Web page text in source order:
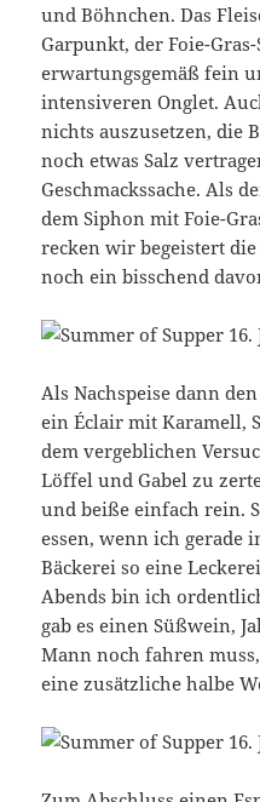
und Böhnchen. Das
Garpunkt, der Foie-
erwartungsgemäß fein
intensiveren Onglet.
nichts auszusetzen, die
noch etwas Salz
Geschmackssache. Als
dem Siphon mit Foie-
recken wir begeistert
noch ein bisschend
Als Nachspeise dann
ein Éclair mit Karamell,
dem vergeblichen
Löffel und Gabel zu
und beiße einfach rein.
essen, wenn ich gerade
Bäckerei so eine
Abends bin ich
gab es einen Süßwein,
Mann noch fahren
eine zusätzliche halbe